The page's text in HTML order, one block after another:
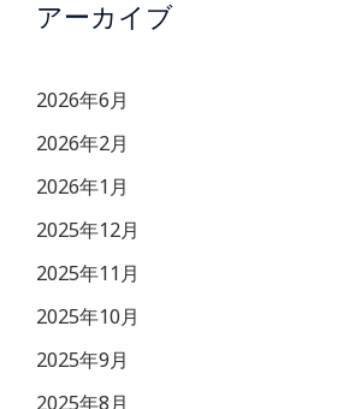
アーカイブ
2026年6月
2026年2月
2026年1月
2025年12月
2025年11月
2025年10月
2025年9月
2025年8月